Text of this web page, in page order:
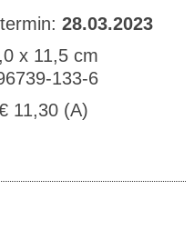
28.03.2023
x 11,5 cm
133-6
11,30 (A)